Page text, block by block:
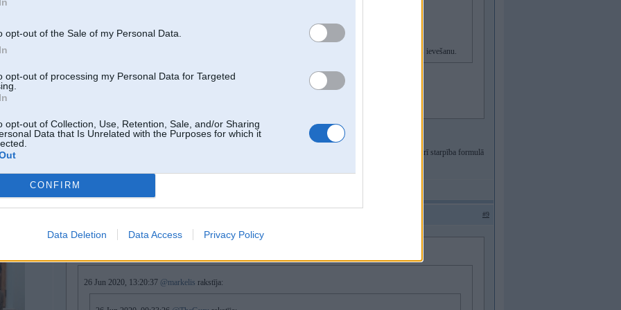
opt-out of the Sale of my Personal Data.
opt-out of processing my Personal Data for Targeted
opt-out of Collection, Use, Retention, Sale, and/or Sharing
Data that Is Unrelated with the Purposes for which it
CONFIRM
Data Deletion Data Access Privacy Policy
Pasūti kitu, uzliec, aizbrauc uz Igauniju uzpildīt par 13Eur kilogramā un ceri ka neuzspridzināsi motoru.
EDIT: es gan nezinu kā robežsargi jautājumu gadījumā skatītos uz Latvijā brīvā apritē nepieejamas vielas ievešanu.
vari. un ko tieši Tev NO dos, ja vajag N2O ? zin kā, starp ūdeni parasto [H2O] un ūdeņraža pārskābi [H2O2] arī starpība formulā
#9
26 Jun 2020, 13:20:37 @markelis rakstīja: